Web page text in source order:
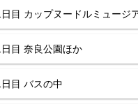
目 カップヌードルミュージ
目 奈良公園ほか
目 バスの中